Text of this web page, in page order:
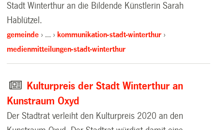
Stadt Winterthur an die Bildende Künstlerin Sarah
Hablützel.
gemeinde …
kommunikation-stadt-winterthur
medienmitteilungen-stadt-winterthur
Kulturpreis der Stadt Winterthur an
Kunstraum Oxyd
Der Stadtrat verleiht den Kulturpreis 2020 an den